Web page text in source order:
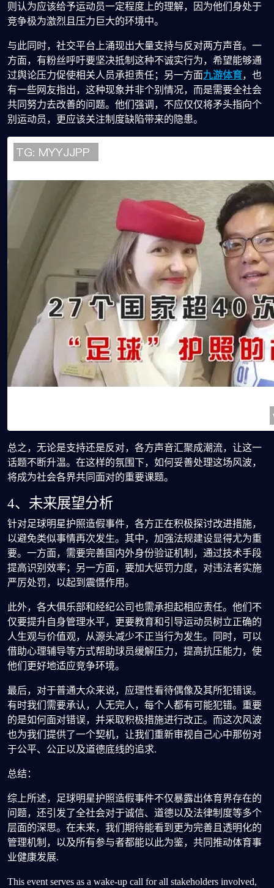
则认为应该给予运动员一定程度上的理解，因为他们身处于
竞争极为激烈且压力巨大的环境中。
与此同时，社交平台上涌现出大量支持与反对两方声音。一
方面，有粉丝呼吁要坚决抵制这种不诚实行为，希望能够通
过舆论压力促使相关人员承担责任；另一方面九游体育，也
有一些网友指出，这种现象并非个别情况，而是需要全社会
共同努力去改善的问题。他们强调，不应仅仅将矛头指向个
别运动员，更应该关注制度缺陷带来的隐患。
总之，无论是支持还是反对，各方声音汇聚成潮流，让这一
话题不断升温。在这样的氛围下，如何妥善处理这场风波，
将成为社会各界共同面对的重要课题。
4、未来展望分析
针对足球明星护照造假事件，各方正在积极探讨改进措施，
以避免类似事情再次发生。其中，加强法规建设显得尤为重
要。一方面，需要完善国内外身份验证机制，通过技术手段
提高识别效率；另一方面，要加大惩罚力度，对违法者实施
严厉处罚，以起到震慑作用。
此外，各大俱乐部和经纪公司也需承担起相应责任。他们不
仅要提升自身管理水平，更要教育和引导运动员树立正确的
人生观与价值观，从源头减少不正当行为发生。同时，可以
借助心理辅导等方式帮助球员缓解压力，提高抗压能力，使
他们更好地适应竞争环境。
最后，对于普通大众来说，应理性看待偶像及其所犯错误。
有时我们需要承认，人无完人，每个人都有可能犯错。重要
的是如何面对错误，并采取积极措施进行改正。而这次风波
也为我们提供了一个契机，让我们重新审视自己心中那份对
于公平、公正以及道德底线的追求.
总结：
综上所述，足球明星护照造假事件不仅暴露出体育界存在的
问题，还引发了全社会对于诚信、道德以及法律制度等多个
层面的深思。在未来，我们期待能看到更为完善且透明化的
管理机制，以及所有参与者都能以此为鉴，共同推动体育事
业健康发展.
This event serves as a wake-up call for all stakeholders involved,